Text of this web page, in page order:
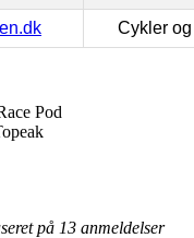
Cykler
Pod
på 13 anmeldelser